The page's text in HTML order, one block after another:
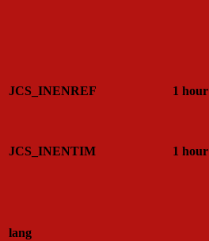
JCS_INENREF 1 hour
JCS_INENTIM 1 hour
lang